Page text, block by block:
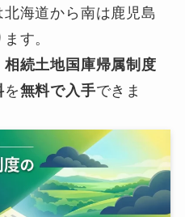
北海道から南は鹿児島
す。
相続土地国庫帰属制度
を無料で入手できま